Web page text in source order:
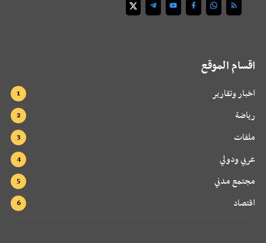
اقسام الموقع
اخبار وتقارير
رياضة
ملفات
عربي ودولي
مجتمع مدني
اقتصاد